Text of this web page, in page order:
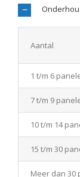
Aantal
1 t/m 6
7 t/m 9
10 t/m 14
15 t/m 30
Meer dan 30